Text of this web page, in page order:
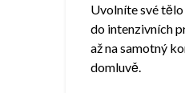
Uvolníte své
do intenzivních
až na samotný
domluvě.